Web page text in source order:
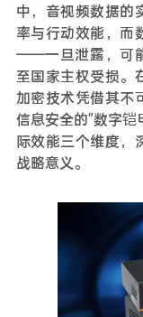
中，音视频数据的
率与行动效能，而
——一旦泄露，可
至国家主权受损。
加密技术凭借其不
信息安全的"数字铠
际效能三个维度，
战略意义。